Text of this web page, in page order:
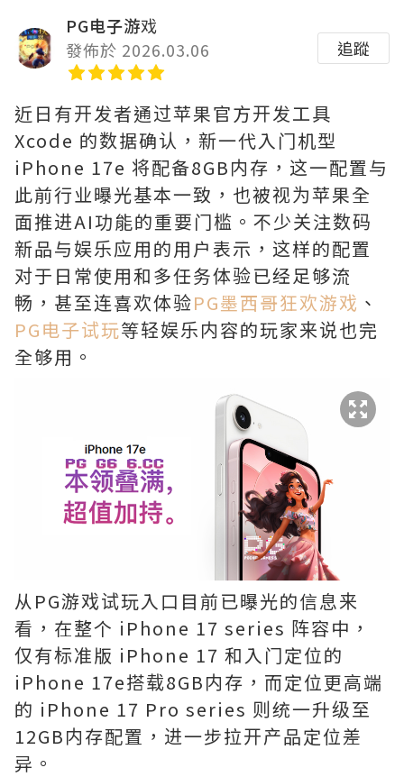
PG电子游戏
發佈於 2026.03.06
追蹤
近日有开发者通过苹果官方开发工具
Xcode 的数据确认，新一代入门机型
iPhone 17e 将配备8GB内存，这一配置与
此前行业曝光基本一致，也被视为苹果全
面推进AI功能的重要门槛。不少关注数码
新品与娱乐应用的用户表示，这样的配置
对于日常使用和多任务体验已经足够流
畅，甚至连喜欢体验PG墨西哥狂欢游戏 、
PG电子试玩等轻娱乐内容的玩家来说也完
全够用。
从PG游戏试玩入口目前已曝光的信息来
看，在整个 iPhone 17 series 阵容中，
仅有标准版 iPhone 17 和入门定位的
iPhone 17e搭载8GB内存，而定位更高端
的 iPhone 17 Pro series 则统一升级至
12GB内存配置，进一步拉开产品定位差
异。